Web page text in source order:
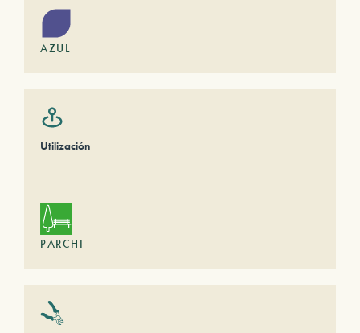
AZUL
Utilización
PARCHI